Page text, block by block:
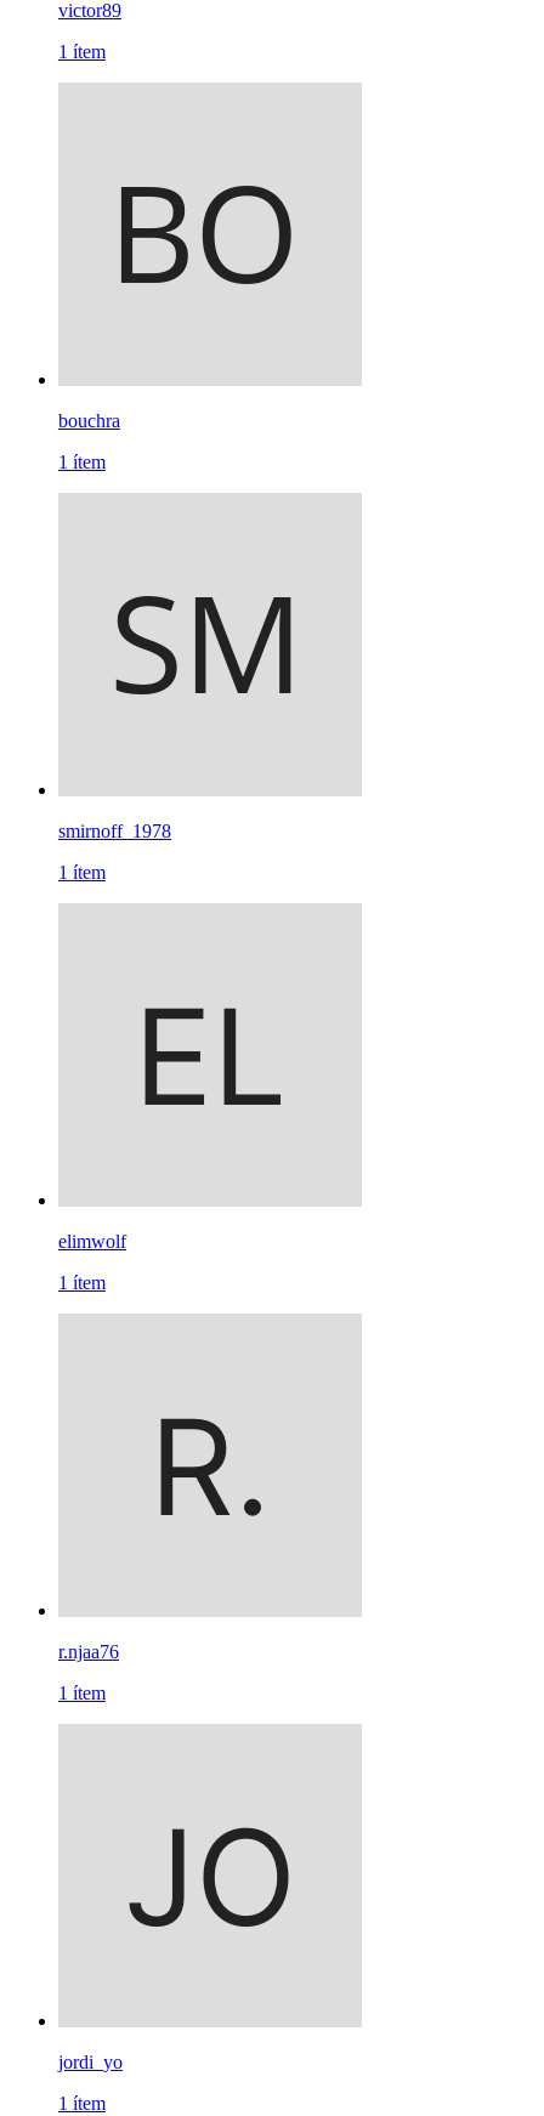
victor89
1 ítem
bouchra
1 ítem
smirnoff_1978
1 ítem
elimwolf
1 ítem
r.njaa76
1 ítem
jordi_yo
1 ítem